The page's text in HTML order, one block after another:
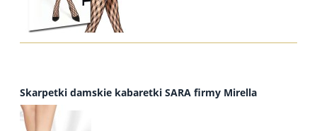
Skarpetki damskie kabaretki SARA firmy Mirella